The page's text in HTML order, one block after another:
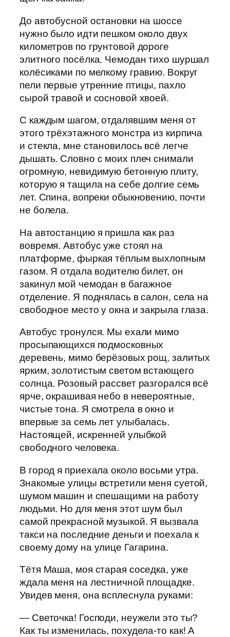
До автобусной остановки на шоссе
нужно было идти пешком около двух
километров по грунтовой дороге
элитного посёлка. Чемодан тихо шуршал
колёсиками по мелкому гравию. Вокруг
пели первые утренние птицы, пахло
сырой травой и сосновой хвоей.
С каждым шагом, отдалявшим меня от
этого трёхэтажного монстра из кирпича
и стекла, мне становилось всё легче
дышать. Словно с моих плеч снимали
огромную, невидимую бетонную плиту,
которую я тащила на себе долгие семь
лет. Спина, вопреки обыкновению, почти
не болела.
На автостанцию я пришла как раз
вовремя. Автобус уже стоял на
платформе, фыркая тёплым выхлопным
газом. Я отдала водителю билет, он
закинул мой чемодан в багажное
отделение. Я поднялась в салон, села на
свободное место у окна и закрыла глаза.
Автобус тронулся. Мы ехали мимо
просыпающихся подмосковных
деревень, мимо берёзовых рощ, залитых
ярким, золотистым светом встающего
солнца. Розовый рассвет разгорался всё
ярче, окрашивая небо в невероятные,
чистые тона. Я смотрела в окно и
впервые за семь лет улыбалась.
Настоящей, искренней улыбкой
свободного человека.
В город я приехала около восьми утра.
Знакомые улицы встретили меня суетой,
шумом машин и спешащими на работу
людьми. Но для меня этот шум был
самой прекрасной музыкой. Я вызвала
такси на последние деньги и поехала к
своему дому на улице Гагарина.
Тётя Маша, моя старая соседка, уже
ждала меня на лестничной площадке.
Увидев меня, она всплеснула руками:
— Светочка! Господи, неужели это ты?
Как ты изменилась, похудела-то как! А